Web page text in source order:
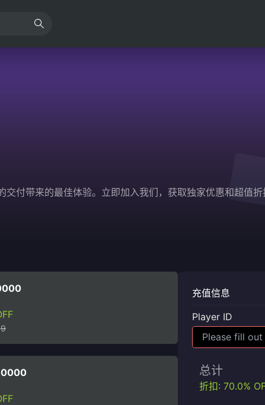
付带来的最佳体验。立即加入我们，获取独家优惠和超值折
充值信息
Player ID
总计
折扣: 70.0%